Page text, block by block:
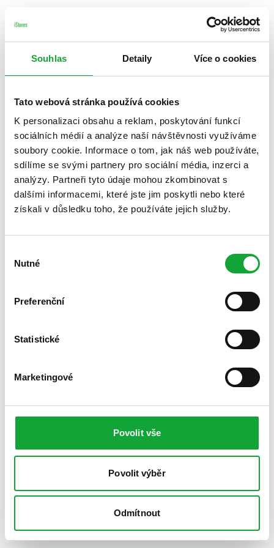
Souhlas Detaily Více o cookies
Tato webová stránka používá cookies
K personalizaci obsahu a reklam, poskytování funkcí
sociálních médií a analýze naší návštěvnosti využíváme
soubory cookie. Informace o tom, jak náš web používáte,
sdílíme se svými partnery pro sociální média, inzerci a
analýzy. Partneři tyto údaje mohou zkombinovat s
dalšími informacemi, které jste jim poskytli nebo které
získali v důsledku toho, že používáte jejich služby.
souhlasu
Nutné
Preferenční
Statistické
Marketingové
Povolit vše
Povolit výběr
Odmítnout